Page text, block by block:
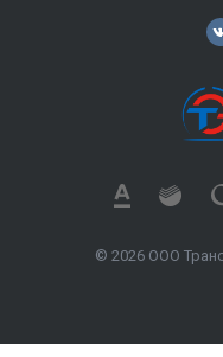
© 2026 ООО